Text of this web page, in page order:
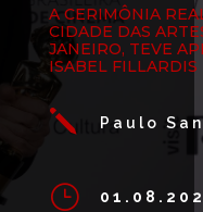
A CERIMÔNIA
CIDADE DAS
JANEIRO, TEVE
ISABEL FILLARDIS
j Paulo
}